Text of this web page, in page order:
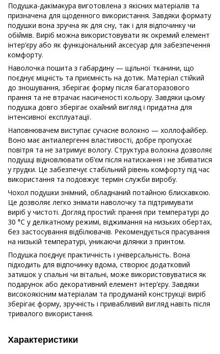
Подушка-дакімакура виготовлена з якісних матеріалів та
призначена для щоденного використання. Завдяки формату
подушки вона зручна як для сну, так і для відпочинку чи
обіймів. Виріб можна використовувати як окремий елемент
інтер’єру або як функціональний аксесуар для забезпечення
комфорту.
Наволочка пошита з габардину — щільної тканини, що
поєднує міцність та приємність на дотик. Матеріал стійкий
до зношування, зберігає форму після багаторазового
прання та не втрачає насиченості кольору. Завдяки цьому
подушка довго зберігає охайний вигляд і придатна для
інтенсивної експлуатації.
Наповнювачем виступає сучасне волокно — холлофайбер.
Воно має антиалергенні властивості, добре пропускає
повітря та не затримує вологу. Структура волокна дозволяє
подушці відновлювати об’єм після натискання і не збиватися
у грудки. Це забезпечує стабільний рівень комфорту під час
використання та подовжує термін служби виробу.
Чохол подушки знімний, обладнаний потайною блискавкою.
Це дозволяє легко знімати наволочку та підтримувати
виріб у чистоті. Догляд простий: прання при температурі до
30 °C у делікатному режимі, віджимання на низьких обертах,
без застосування відбілювачів. Рекомендується прасування
на низькій температурі, уникаючи ділянки з принтом.
Подушка поєднує практичність і універсальність. Вона
підходить для відпочинку вдома, створює додатковий
затишок у спальні чи вітальні, може використовуватися як
подарунок або декоративний елемент інтер’єру. Завдяки
високоякісним матеріалам та продуманій конструкції виріб
зберігає форму, зручність і привабливий вигляд навіть після
тривалого використання.
Характеристики